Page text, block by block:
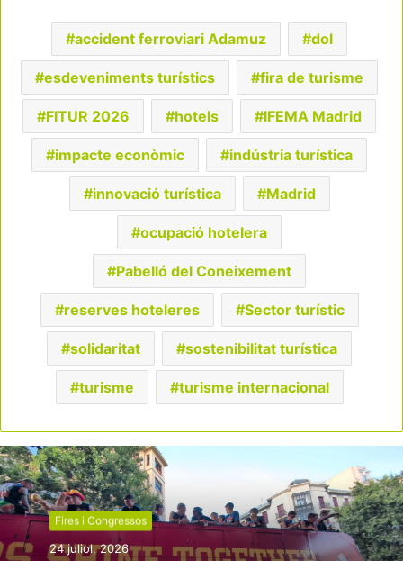
accident ferroviari Adamuz dol
esdeveniments turístics fira de turisme
FITUR 2026 hotels IFEMA Madrid
impacte econòmic indústria turística
innovació turística Madrid
ocupació hotelera
Pabelló del Coneixement
reserves hoteleres Sector turístic
solidaritat sostenibilitat turística
turisme turisme internacional
Fires i Congressos
24 juliol, 2026